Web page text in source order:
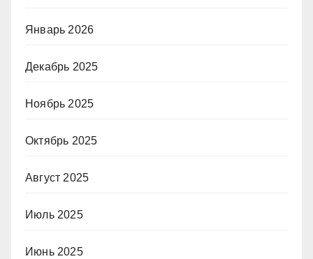
Январь 2026
Декабрь 2025
Ноябрь 2025
Октябрь 2025
Август 2025
Июль 2025
Июнь 2025